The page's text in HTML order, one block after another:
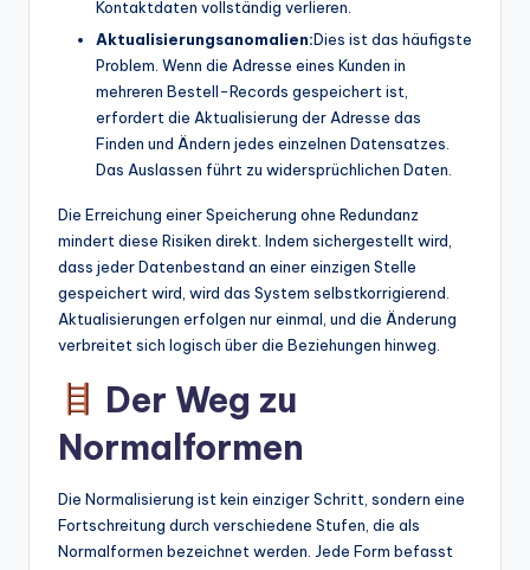
Kontaktdaten vollständig verlieren.
Aktualisierungsanomalien:Dies ist das häufigste
Problem. Wenn die Adresse eines Kunden in
mehreren Bestell-Records gespeichert ist,
erfordert die Aktualisierung der Adresse das
Finden und Ändern jedes einzelnen Datensatzes.
Das Auslassen führt zu widersprüchlichen Daten.
Die Erreichung einer Speicherung ohne Redundanz
mindert diese Risiken direkt. Indem sichergestellt wird,
dass jeder Datenbestand an einer einzigen Stelle
gespeichert wird, wird das System selbstkorrigierend.
Aktualisierungen erfolgen nur einmal, und die Änderung
verbreitet sich logisch über die Beziehungen hinweg.
Der Weg zu
Normalformen
Die Normalisierung ist kein einziger Schritt, sondern eine
Fortschreitung durch verschiedene Stufen, die als
Normalformen bezeichnet werden. Jede Form befasst